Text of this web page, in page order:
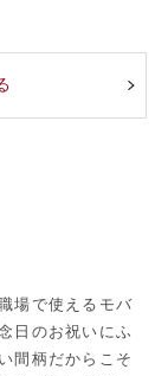
場で使えるモバ
日のお祝いにふ
間柄だからこそ